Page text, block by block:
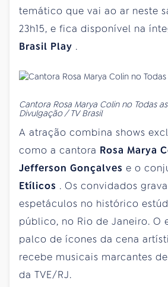
temático que vai ao ar neste
23h15, e fica disponível na
Brasil Play .
Cantora Rosa Marya Colin no Todas
Divulgação / TV Brasil
A atração combina shows
como a cantora Rosa Marya
Jefferson Gonçalves e o
Etílicos . Os convidados
espetáculos no histórico
público, no Rio de Janeiro. O
palco de ícones da cena
recebe musicais marcantes
da TVE/RJ.